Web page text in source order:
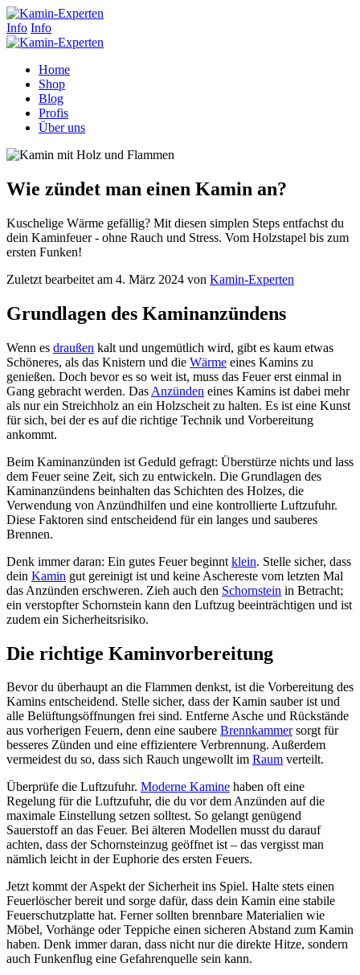
Info Info
Home
Shop
Blog
Profis
Über uns
Wie zündet man einen Kamin an?
Kuschelige Wärme gefällig? Mit diesen simplen Steps entfachst du
dein Kaminfeuer - ohne Rauch und Stress. Vom Holzstapel bis zum
ersten Funken!
Zuletzt bearbeitet am 4. März 2024 von Kamin-Experten
Grundlagen des Kaminanzündens
Wenn es draußen kalt und ungemütlich wird, gibt es kaum etwas
Schöneres, als das Knistern und die Wärme eines Kamins zu
genießen. Doch bevor es so weit ist, muss das Feuer erst einmal in
Gang gebracht werden. Das Anzünden eines Kamins ist dabei mehr
als nur ein Streichholz an ein Holzscheit zu halten. Es ist eine Kunst
für sich, bei der es auf die richtige Technik und Vorbereitung
ankommt.
Beim Kaminanzünden ist Geduld gefragt: Überstürze nichts und lass
dem Feuer seine Zeit, sich zu entwickeln. Die Grundlagen des
Kaminanzündens beinhalten das Schichten des Holzes, die
Verwendung von Anzündhilfen und eine kontrollierte Luftzufuhr.
Diese Faktoren sind entscheidend für ein langes und sauberes
Brennen.
Denk immer daran: Ein gutes Feuer beginnt klein. Stelle sicher, dass
dein Kamin gut gereinigt ist und keine Aschereste vom letzten Mal
das Anzünden erschweren. Zieh auch den Schornstein in Betracht;
ein verstopfter Schornstein kann den Luftzug beeinträchtigen und ist
zudem ein Sicherheitsrisiko.
Die richtige Kaminvorbereitung
Bevor du überhaupt an die Flammen denkst, ist die Vorbereitung des
Kamins entscheidend. Stelle sicher, dass der Kamin sauber ist und
alle Belüftungsöffnungen frei sind. Entferne Asche und Rückstände
aus vorherigen Feuern, denn eine saubere Brennkammersorgt für
besseres Zünden und eine effizientere Verbrennung. Außerdem
vermeidest du so, dass sich Rauch ungewollt im Raum verteilt.
Überprüfe die Luftzufuhr. Moderne Kamine haben oft eine
Regelung für die Luftzufuhr, die du vor dem Anzünden auf die
maximale Einstellung setzen solltest. So gelangt genügend
Sauerstoff an das Feuer. Bei älteren Modellen musst du darauf
achten, dass der Schornsteinzug geöffnet ist – das vergisst man
nämlich leicht in der Euphorie des ersten Feuers.
Jetzt kommt der Aspekt der Sicherheit ins Spiel. Halte stets einen
Feuerlöscher bereit und sorge dafür, dass dein Kamin eine stabile
Feuerschutzplatte hat. Ferner sollten brennbare Materialien wie
Möbel, Vorhänge oder Teppiche einen sicheren Abstand zum Kamin
haben. Denk immer daran, dass nicht nur die direkte Hitze, sondern
auch Funkenflug eine Gefahrenquelle sein kann.